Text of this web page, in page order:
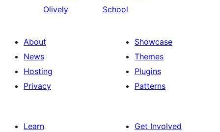
Olively
School
About
News
Hosting
Privacy
Showcase
Themes
Plugins
Patterns
Learn
Get Involved